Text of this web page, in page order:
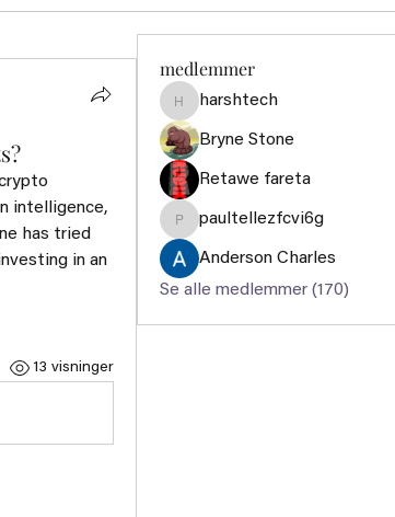
intelligence,
has tried
in an
13 visninger
medlemmer
harshtech
harshtech
Bryne Stone
Retawe fareta
paultellezfcvi6g
paultellezfcvi6g
Anderson Charles
Se alle medlemmer (170)